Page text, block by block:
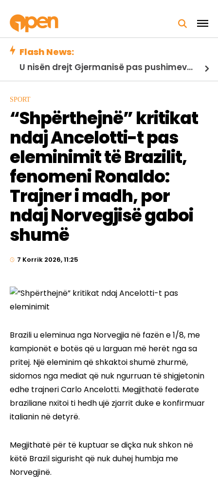
Flash News:
U nisën drejt Gjermanisë pas pushimeve në Kosovë, humbin jetën në aksident tre anëtarët e familjes nga Kosova
SPORT
“Shpërthejnë” kritikat
ndaj Ancelotti-t pas
eleminimit të Brazilit,
fenomeni Ronaldo:
Trajner i madh, por
ndaj Norvegjisë gaboi
shumë
7 Korrik 2026, 11:25
Brazili u eleminua nga Norvegjia në fazën e 1/8, me
kampionët e botës që u larguan më herët nga sa
pritej. Një eleminim që shkaktoi shumë zhurmë,
sidomos nga mediat që nuk ngurruan të shigjetonin
edhe trajneri Carlo Ancelotti. Megjithatë federate
braziliane nxitoi ti hedh ujë zjarrit duke e konfirmuar
italianin në detyrë.
Megjithatë për të kuptuar se diçka nuk shkon në
këtë Brazil sigurisht që nuk duhej humbja me
Norvegjinë.